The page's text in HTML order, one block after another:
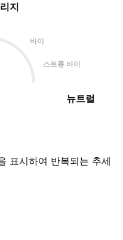
지
바이
스트롱 바이
뉴트럴
표시하여 반복되는 추세